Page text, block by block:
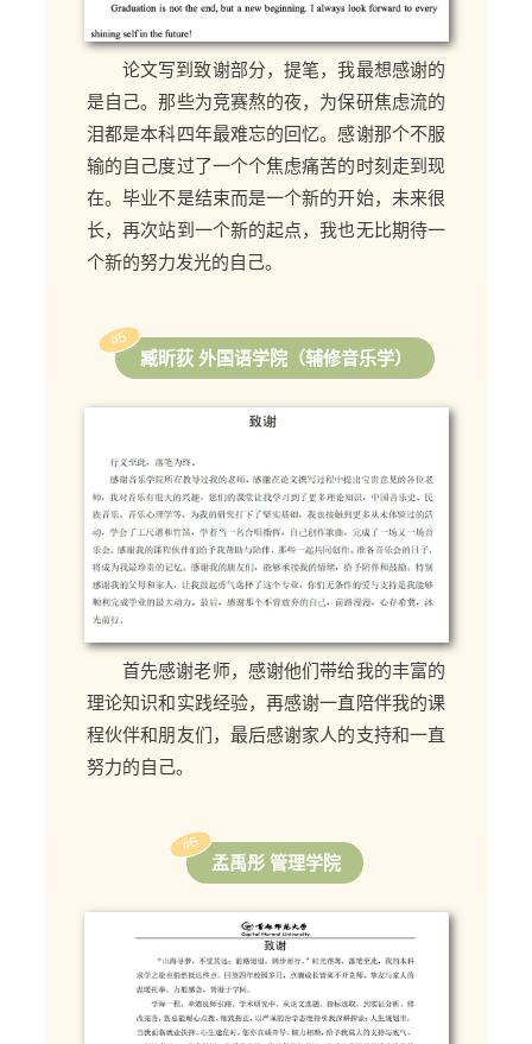
论文写到致谢部分，提笔，我最想感谢的
是自己。那些为竞赛熬的夜，为保研焦虑流的
泪都是本科四年最难忘的回忆。感谢那个不服
输的自己度过了一个个焦虑痛苦的时刻走到现
在。毕业不是结束而是一个新的开始，未来很
长，再次站到一个新的起点，我也无比期待一
个新的努力发光的自己。
#5
臧昕荻 外国语学院（辅修音乐学）
首先感谢老师，感谢他们带给我的丰富的
理论知识和实践经验，再感谢一直陪伴我的课
程伙伴和朋友们，最后感谢家人的支持和一直
努力的自己。
#6
孟禹彤 管理学院